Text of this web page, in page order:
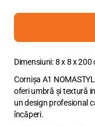
Dimensiuni: 8 x 8 x 200
Cornișa A1
oferi umbră și textură
un design profesional
încăperi.